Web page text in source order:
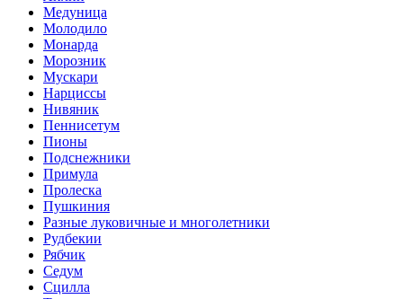
Медуница
Молодило
Монарда
Морозник
Мускари
Нарциссы
Нивяник
Пеннисетум
Пионы
Подснежники
Примула
Пролеска
Пушкиния
Разные луковичные и многолетники
Рудбекии
Рябчик
Седум
Сцилла